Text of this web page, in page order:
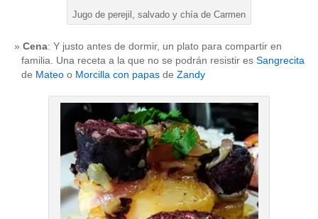
Jugo de perejil, salvado y chía de Carmen
Cena: Y justo antes de dormir, un plato para compartir en
familia. Una receta a la que no se podrán resistir es Sangrecita
de Mateo o Morcilla con papas de Zandy